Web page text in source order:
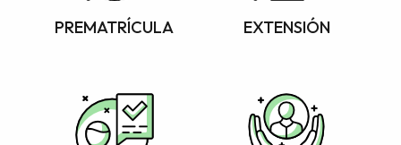
PREMATRÍCULA EXTENSIÓN